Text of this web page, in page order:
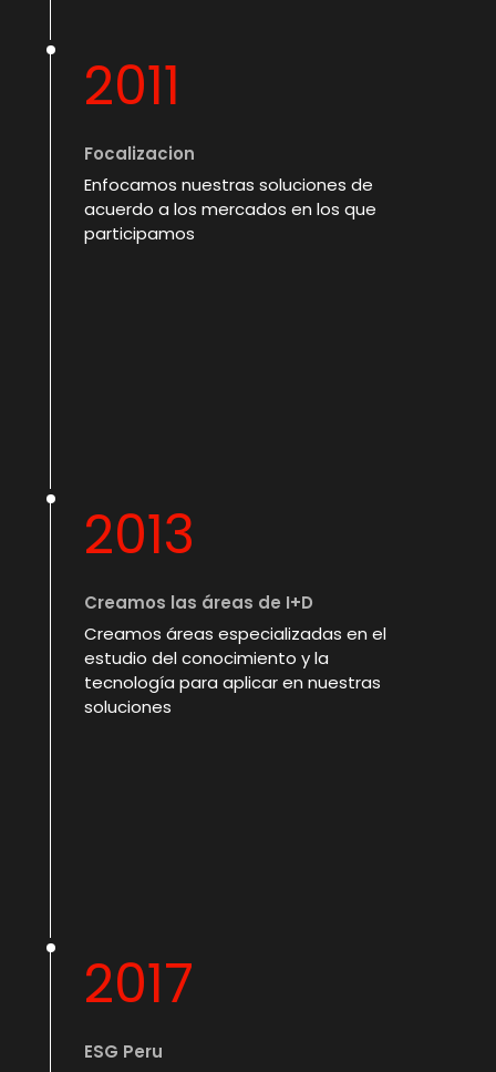
2011
Focalizacion
Enfocamos nuestras soluciones de
acuerdo a los mercados en los que
participamos
2013
Creamos las áreas de I+D
Creamos áreas especializadas en el
estudio del conocimiento y la
tecnología para aplicar en nuestras
soluciones
2017
ESG Peru